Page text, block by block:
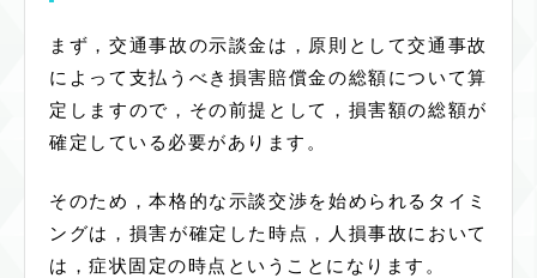
まず，交通事故の示談金は，原則として交通事故
によって支払うべき損害賠償金の総額について算
定しますので，その前提として，損害額の総額が
確定している必要があります。
そのため，本格的な示談交渉を始められるタイミ
ングは，損害が確定した時点，人損事故において
は，症状固定の時点ということになります。